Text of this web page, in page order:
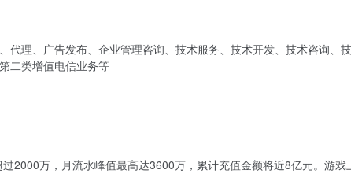
代理、广告发布、企业管理咨询、技术服务、技术开发、技术咨询、
二类增值电信业务等
2000万，月流水峰值最高达3600万，累计充值金额将近8亿元。游